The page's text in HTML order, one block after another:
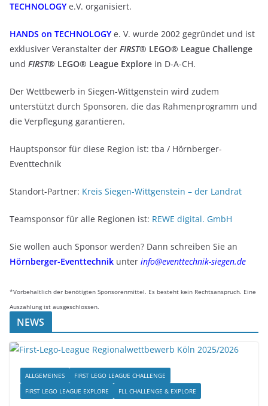
TECHNOLOGY e.V. organisiert.
HANDS on TECHNOLOGY e. V. wurde 2002 gegründet und ist
exklusiver Veranstalter der FIRST® LEGO® League Challenge
und FIRST® LEGO® League Explore in D-A-CH.
Der Wettbewerb in Siegen-Wittgenstein wird zudem
unterstützt durch Sponsoren, die das Rahmenprogramm und
die Verpflegung garantieren.
Hauptsponsor für diese Region ist: tba / Hörnberger-
Eventtechnik
Standort-Partner: Kreis Siegen-Wittgenstein – der Landrat
Teamsponsor für alle Regionen ist: REWE digital. GmbH
Sie wollen auch Sponsor werden? Dann schreiben Sie an
Hörnberger-Eventtechnik unter info@eventtechnik-siegen.de
*Vorbehaltlich der benötigten Sponsorenmittel. Es besteht kein Rechtsanspruch. Eine
Auszahlung ist ausgeschlossen.
NEWS
ALLGEMEINES
FIRST LEGO LEAGUE CHALLENGE
FIRST LEGO LEAGUE EXPLORE
FLL CHALLENGE & EXPLORE